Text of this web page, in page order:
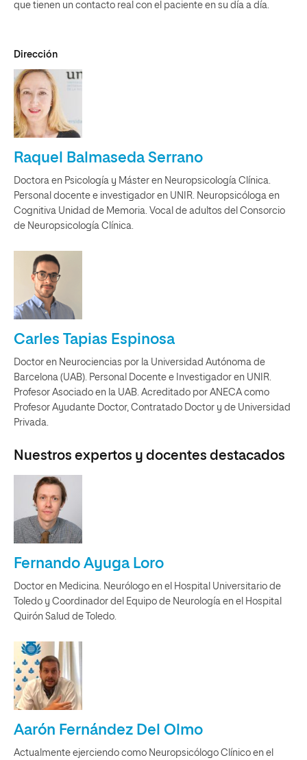
que tienen un contacto real con el paciente en su día a día.
Dirección
Raquel Balmaseda Serrano
Doctora en Psicología y Máster en Neuropsicología Clínica.
Personal docente e investigador en UNIR. Neuropsicóloga en
Cognitiva Unidad de Memoria. Vocal de adultos del Consorcio
de Neuropsicología Clínica.
Carles Tapias Espinosa
Doctor en Neurociencias por la Universidad Autónoma de
Barcelona (UAB). Personal Docente e Investigador en UNIR.
Profesor Asociado en la UAB. Acreditado por ANECA como
Profesor Ayudante Doctor, Contratado Doctor y de Universidad
Privada.
Nuestros expertos y docentes destacados
Fernando Ayuga Loro
Doctor en Medicina. Neurólogo en el Hospital Universitario de
Toledo y Coordinador del Equipo de Neurología en el Hospital
Quirón Salud de Toledo.
Aarón Fernández Del Olmo
Actualmente ejerciendo como Neuropsicólogo Clínico en el